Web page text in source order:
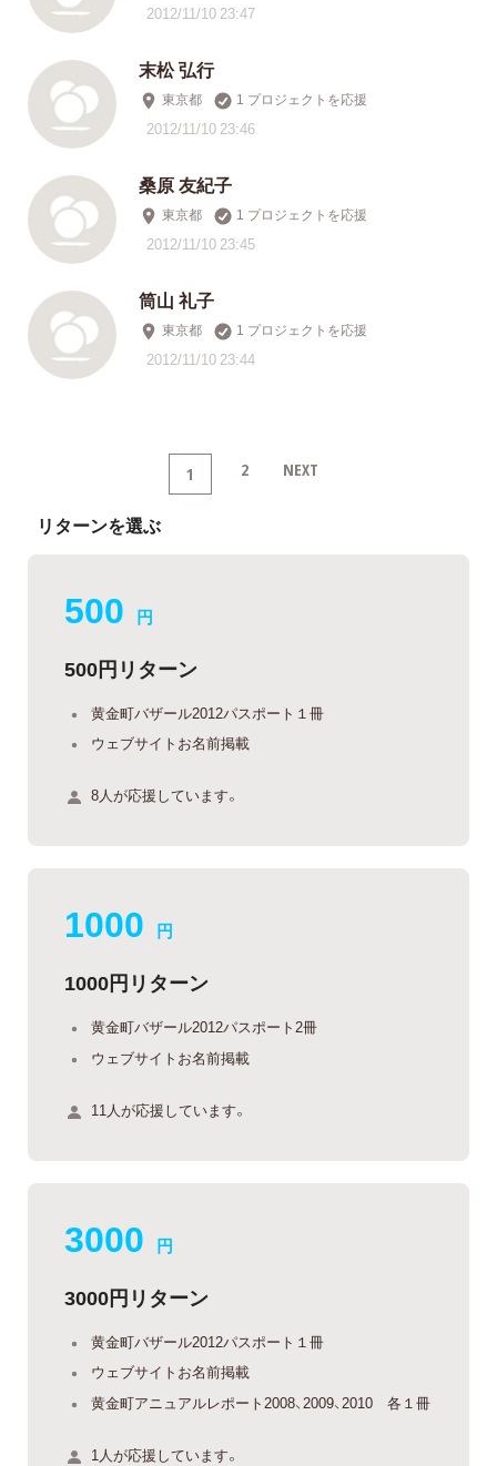
2012/11/10 23:47
末松 弘行
東京都 1 プロジェクトを応援
2012/11/10 23:46
桑原 友紀子
東京都 1 プロジェクトを応援
2012/11/10 23:45
筒山 礼子
東京都 1 プロジェクトを応援
2012/11/10 23:44
1 2 NEXT
リターンを選ぶ
500 円
500円リターン
黄金町バザール2012パスポート１冊
ウェブサイトお名前掲載
8人が応援しています。
1000 円
1000円リターン
黄金町バザール2012パスポート2冊
ウェブサイトお名前掲載
11人が応援しています。
3000 円
3000円リターン
黄金町バザール2012パスポート１冊
ウェブサイトお名前掲載
黄金町アニュアルレポート2008、2009、2010 各１冊
1人が応援しています。